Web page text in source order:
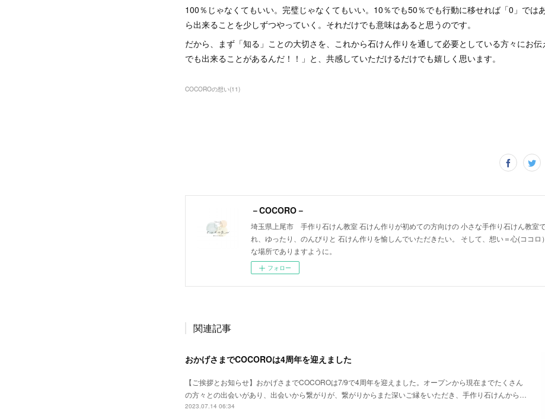
100％じゃなくてもいい。完璧じゃなくてもいい。10％でも50％でも行動に移せれば「0」では
ら出来ることを少しずつやっていく。それだけでも意味はあると思うのです。
だから、まず「知る」ことの大切さを、これから石けん作りを通して必要としている方々にお
でも出来ることがあるんだ！！」と、共感していただけるだけでも嬉しく思います。
COCOROの想い(11)
－COCORO－
埼玉県上尾市 手作り石けん教室 石けん作りが初めての方向けの 小さな手作り石けん教室
れ、ゆったり、のんびりと 石けん作りを愉しんでいただきたい。 そして、想い＝心(ココロ
な場所でありますように。
フォロー
関連記事
おかげさまでCOCOROは4周年を迎えました
【ご挨拶とお知らせ】おかげさまでCOCOROは7/9で4周年を迎えました。⁡オープンから現在までたくさん
の方々との出会いがあり、出会いから繋がりが、繋がりからまた深いご縁をいただき、手作り石けんから…
2023.07.14 06:34